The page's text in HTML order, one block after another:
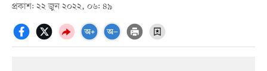
প্রকাশ: ২২ জুন ২০২২, ০৬: ৪৯